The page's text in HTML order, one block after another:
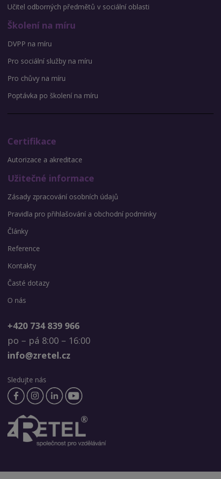
Učitel odborných předmětů v sociální oblasti
Školení na míru
DVPP na míru
Pro sociální služby na míru
Pro chůvy na míru
Poptávka po školení na míru
Certifikace
Autorizace a akreditace
Užitečné informace
Zásady zpracování osobních údajů
Pravidla pro přihlašování a obchodní podmínky
Články
Reference
Kontakty
Časté dotazy
O nás
+420 734 839 966
po – pá 8:00 – 16:00
info@zretel.cz
Sledujte nás